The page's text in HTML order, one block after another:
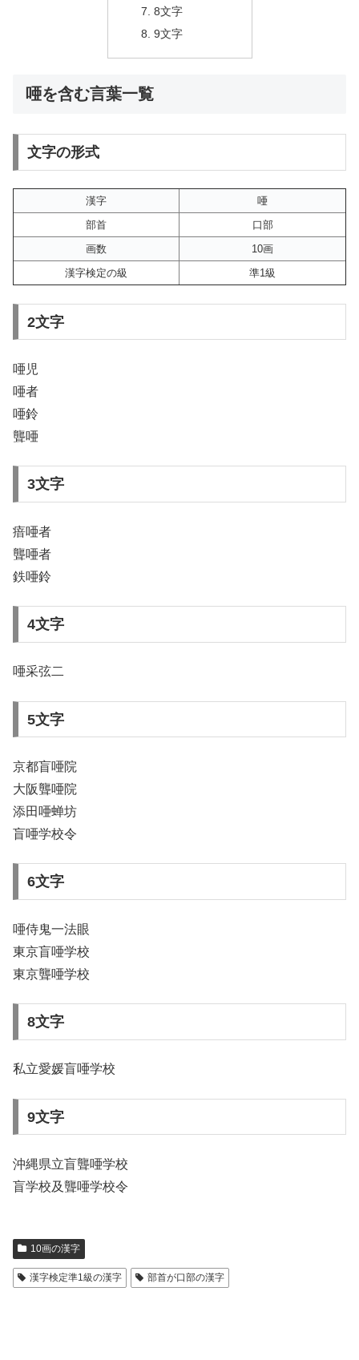
8文字
9文字
唖を含む言葉一覧
文字の形式
漢字
唖
部首
口部
画数
10画
漢字検定の級
準1級
2文字
唖児
唖者
唖鈴
聾唖
3文字
瘖唖者
聾唖者
鉄唖鈴
4文字
唖采弦二
5文字
京都盲唖院
大阪聾唖院
添田唖蝉坊
盲唖学校令
6文字
唖侍鬼一法眼
東京盲唖学校
東京聾唖学校
8文字
私立愛媛盲唖学校
9文字
沖縄県立盲聾唖学校
盲学校及聾唖学校令
10画の漢字
漢字検定準1級の漢字 部首が口部の漢字